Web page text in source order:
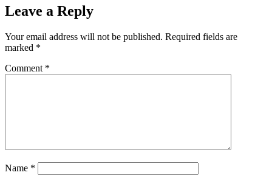
Leave a Reply
Your email address will not be published. Required fields are
marked *
Comment *
Name *